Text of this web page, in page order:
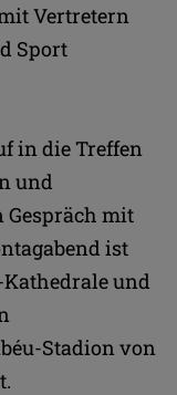
Vertretern
Sport
in die Treffen
und
Gespräch mit
ist
und
Stadion von